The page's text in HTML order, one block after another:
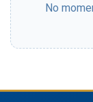
No